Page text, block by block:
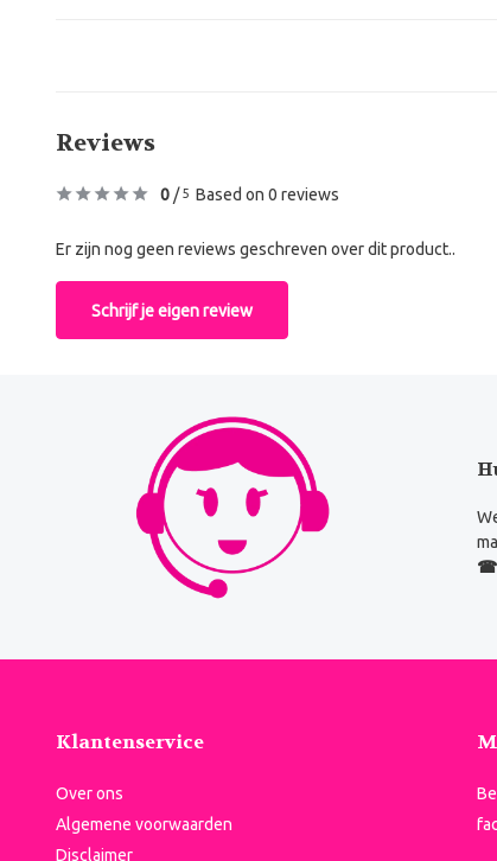
Reviews
0 /5 Based on 0 reviews
Er zijn nog geen reviews geschreven over dit product..
Schrijf je eigen review
☎
Klantenservice
Over ons
Algemene voorwaarden
Disclaimer